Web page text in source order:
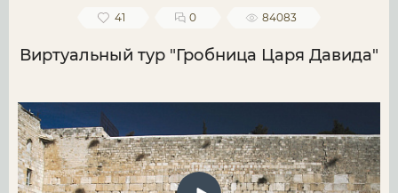
41 0 84083
Виртуальный тур "Гробница Царя Давида"